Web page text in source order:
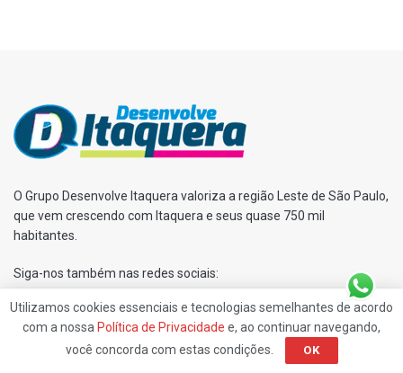
O Grupo Desenvolve Itaquera valoriza a região Leste de São Paulo,
que vem crescendo com Itaquera e seus quase 750 mil
habitantes.
Siga-nos também nas redes sociais:
Utilizamos cookies essenciais e tecnologias semelhantes de acordo
com a nossa Política de Privacidade e, ao continuar navegando,
você concorda com estas condições.
OK